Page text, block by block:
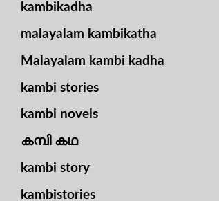
kambikadha
malayalam kambikatha
Malayalam kambi kadha
kambi stories
kambi novels
കമ്പി കഥ
kambi story
kambistories